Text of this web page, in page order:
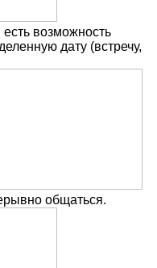
возможность
дату (встречу,
общаться.